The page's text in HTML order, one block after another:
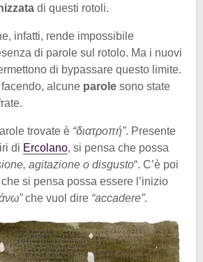
di questi rotoli.
infatti, rende impossibile
di parole sul rotolo. Ma i nuovi
di bypassare questo limite.
alcune parole sono state
trovate è “διατροπή”. Presente
di Ercolano, si pensa che possa
agitazione o disgusto“. C’è poi
che si pensa possa essere l’inizio
che vuol dire “accadere”.